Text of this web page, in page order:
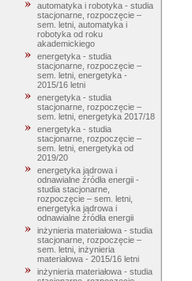
automatyka i robotyka - studia
stacjonarne, rozpoczęcie –
sem. letni, automatyka i
robotyka od roku
akademickiego
energetyka - studia
stacjonarne, rozpoczęcie –
sem. letni, energetyka -
2015/16 letni
energetyka - studia
stacjonarne, rozpoczęcie –
sem. letni, energetyka 2017/18
energetyka - studia
stacjonarne, rozpoczęcie –
sem. letni, energetyka od
2019/20
energetyka jądrowa i
odnawialne źródła energii -
studia stacjonarne,
rozpoczęcie – sem. letni,
energetyka jądrowa i
odnawialne źródła energii
inżynieria materiałowa - studia
stacjonarne, rozpoczęcie –
sem. letni, inżynieria
materiałowa - 2015/16 letni
inżynieria materiałowa - studia